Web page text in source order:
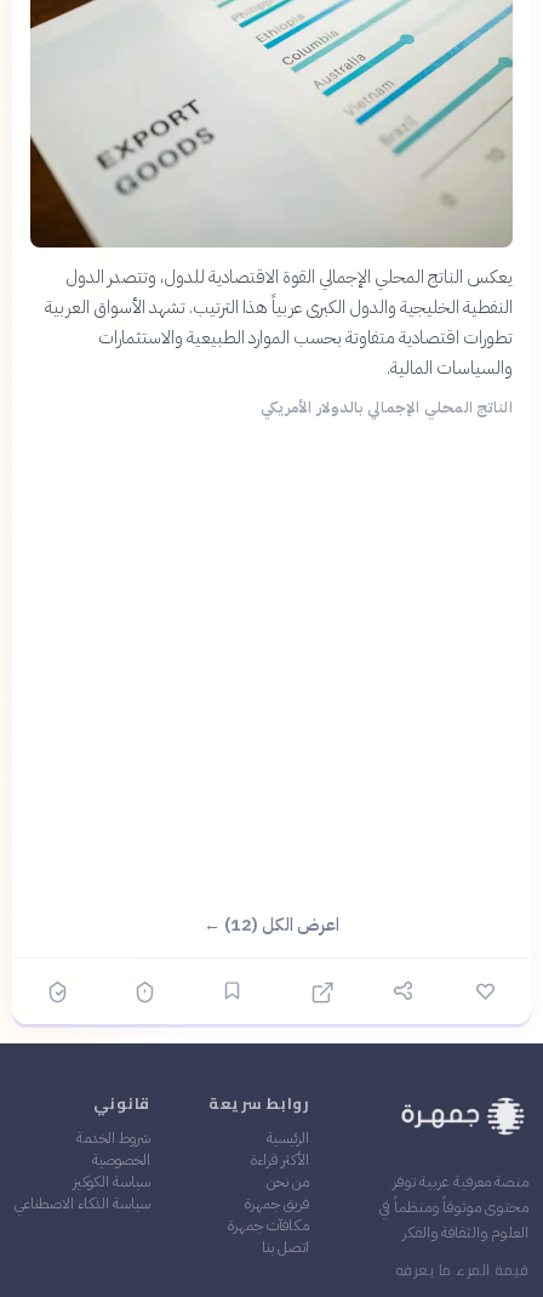
يعكس الناتج المحلي الإجمالي القوة الاقتصادية للدول، وتتصدر الدول
النفطية الخليجية والدول الكبرى عربياً هذا الترتيب. تشهد الأسواق العربية
تطورات اقتصادية متفاوتة بحسب الموارد الطبيعية والاستثمارات
والسياسات المالية.
الناتج المحلي الإجمالي بالدولار الأمريكي
اعرض الكل (12) ←
منصة معرفية عربية توفر
محتوى موثوقاً ومنظماً في
العلوم والثقافة والفكر
قيمة المرء ما يعرفه
روابط سريعة
الرئيسية
الأكثر قراءة
من نحن
فريق جمهرة
مكافآت جمهرة
اتصل بنا
قانوني
شروط الخدمة
الخصوصية
سياسة الكوكيز
سياسة الذكاء الاصطناعي